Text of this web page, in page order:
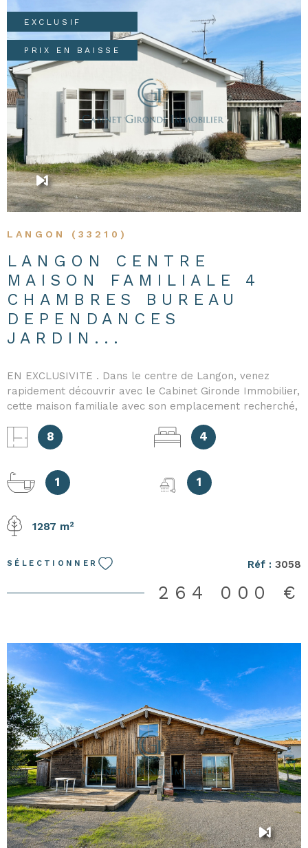
LANGON (33210)
LANGON CENTRE
MAISON FAMILIALE 4
CHAMBRES BUREAU
DEPENDANCES
JARDIN...
EN EXCLUSIVITE . Dans le centre de Langon, venez
rapidement découvrir avec le Cabinet Gironde Immobilier,
cette maison familiale avec son emplacement recherché,
de très beaux volumes avec son entrée, son salon avec
cheminée, sa salle à manger, sa cuisine indépendante,
baignoire et douche et ses WC séparés. Une véranda
climatisée vous permet de bénéficier d'une pièce
d'une pièce. A l'extérieur, une terrasse avec un store
dépendance de 59 m2, le tout sur une parcelle de 1287
m2. Bien rare sur le secteur offrant de nombreuses
possibilités d'aménagement (logement indépendant,
activité professionnelle). Contactez-nous pour plus
georisques.gouv.fr.
8 4
1 1
1287 m²
SÉLECTIONNER Réf : 3058
264 000 €
EXCLUSIF
PRIX EN BAISSE
VOIR LE BIEN
VOIR LE BIEN